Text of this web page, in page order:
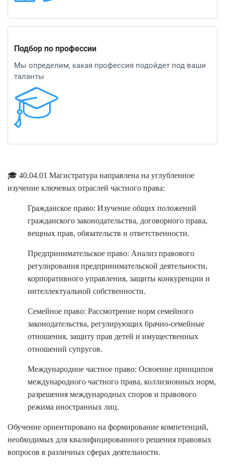
Подбор по профессии
Мы определим, какая профессия подойдет под ваши
таланты
🎓 40.04.01 Магистратура направлена на углубленное
изучение ключевых отраслей частного права:
Гражданское право: Изучение общих положений
гражданского законодательства, договорного права,
вещных прав, обязательств и ответственности.
Предпринимательское право: Анализ правового
регулирования предпринимательской деятельности,
корпоративного управления, защиты конкуренции и
интеллектуальной собственности.
Семейное право: Рассмотрение норм семейного
законодательства, регулирующих брачно-семейные
отношения, защиту прав детей и имущественных
отношений супругов.
Международное частное право: Освоение принципов
международного частного права, коллизионных норм,
разрешения международных споров и правового
режима иностранных лиц.
Обучение ориентировано на формирование компетенций,
необходимых для квалифицированного решения правовых
вопросов в различных сферах деятельности.